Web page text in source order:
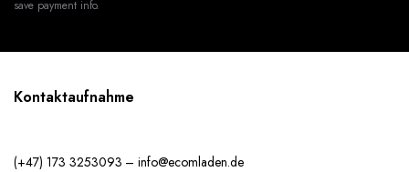
save payment info.
Kontaktaufnahme
(+47) 173 3253093 – info@ecomladen.de